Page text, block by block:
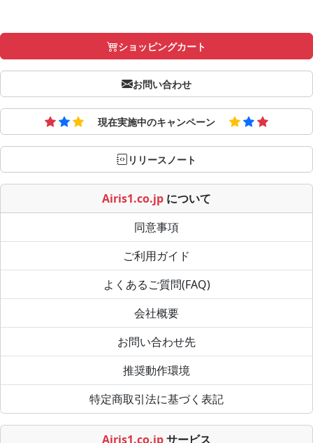
ショッピングカート
お問い合わせ
現在実施中のキャンペーン
リリースノート
Airis1.co.jp について
同意事項
ご利用ガイド
よくあるご質問(FAQ)
会社概要
お問い合わせ先
推奨動作環境
特定商取引法に基づく表記
Airis1.co.jpサービス